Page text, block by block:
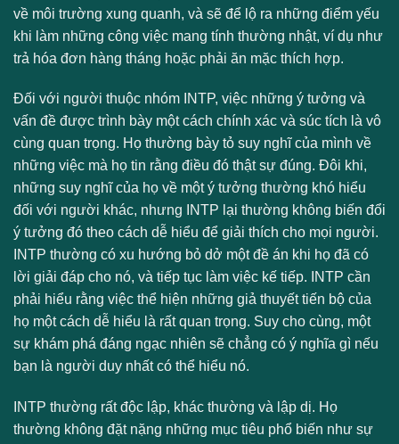
về môi trường xung quanh, và sẽ để lộ ra những điểm yếu
khi làm những công việc mang tính thường nhật, ví dụ như
trả hóa đơn hàng tháng hoặc phải ăn mặc thích hợp.
Đối với người thuộc nhóm INTP, việc những ý tưởng và
vấn đề được trình bày một cách chính xác và súc tích là vô
cùng quan trọng. Họ thường bày tỏ suy nghĩ của mình về
những việc mà họ tin rằng điều đó thật sự đúng. Đôi khi,
những suy nghĩ của họ về một ý tưởng thường khó hiểu
đối với người khác, nhưng INTP lại thường không biến đổi
ý tưởng đó theo cách dễ hiểu để giải thích cho mọi người.
INTP thường có xu hướng bỏ dở một đề án khi họ đã có
lời giải đáp cho nó, và tiếp tục làm việc kế tiếp. INTP cần
phải hiểu rằng việc thể hiện những giả thuyết tiến bộ của
họ một cách dễ hiểu là rất quan trọng. Suy cho cùng, một
sự khám phá đáng ngạc nhiên sẽ chẳng có ý nghĩa gì nếu
bạn là người duy nhất có thể hiểu nó.
INTP thường rất độc lập, khác thường và lập dị. Họ
thường không đặt nặng những mục tiêu phổ biến như sự